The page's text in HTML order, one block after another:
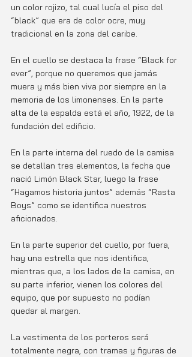
un color rojizo, tal cual lucía el piso del
“black” que era de color ocre, muy
tradicional en la zona del caribe.
En el cuello se destaca la frase “Black for
ever”, porque no queremos que jamás
muera y más bien viva por siempre en la
memoria de los limonenses. En la parte
alta de la espalda está el año, 1922, de la
fundación del edificio.
En la parte interna del ruedo de la camisa
se detallan tres elementos, la fecha que
nació Limón Black Star, luego la frase
“Hagamos historia juntos” además “Rasta
Boys” como se identifica nuestros
aficionados.
En la parte superior del cuello, por fuera,
hay una estrella que nos identifica,
mientras que, a los lados de la camisa, en
su parte inferior, vienen los colores del
equipo, que por supuesto no podían
quedar al margen.
La vestimenta de los porteros será
totalmente negra, con tramas y figuras de